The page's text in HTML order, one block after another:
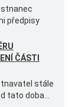
předpisy
ČÁSTI
stále
tato doba...